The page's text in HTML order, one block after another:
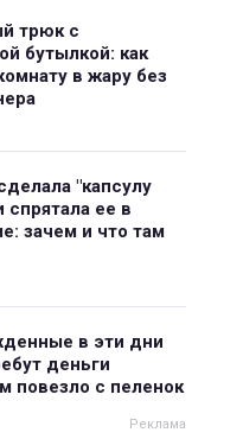
трюк с
бутылкой: как
в жару без
"капсулу
спрятала ее в
зачем и что там
в эти дни
деньги
повезло с пеленок